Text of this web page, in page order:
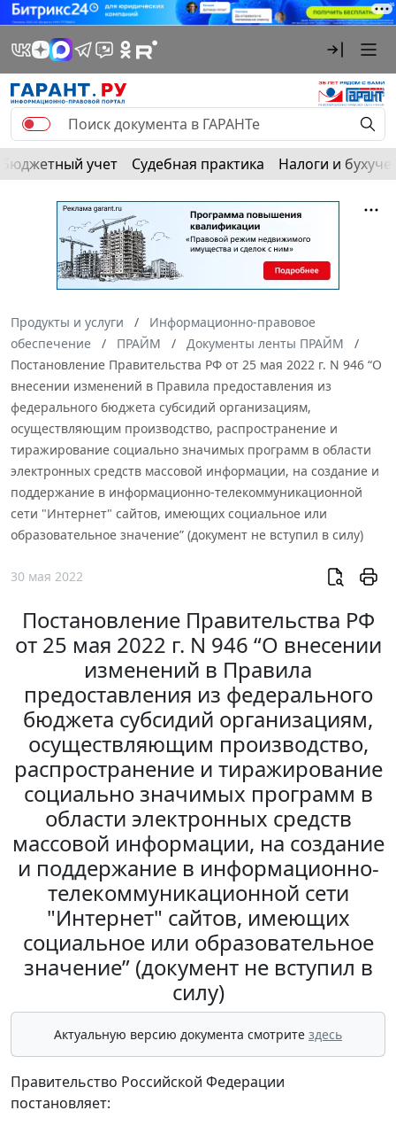
Бюджетный учет Судебная практика Налоги и
Продукты и услуги
Информационно-правовое
обеспечение
ПРАЙМ
Документы ленты ПРАЙМ
Постановление Правительства РФ от 25 мая 2022 г. N 946 “О
внесении изменений в Правила предоставления из
федерального бюджета субсидий организациям,
осуществляющим производство, распространение и
тиражирование социально значимых программ в области
электронных средств массовой информации, на создание и
поддержание в информационно-телекоммуникационной
сети "Интернет" сайтов, имеющих социальное или
образовательное значение” (документ не вступил в силу)
30 мая 2022
Постановление Правительства РФ
от 25 мая 2022 г. N 946 “О внесении
изменений в Правила
предоставления из федерального
бюджета субсидий организациям,
осуществляющим производство,
распространение и тиражирование
социально значимых программ в
области электронных средств
массовой информации, на создание
и поддержание в информационно-
телекоммуникационной сети
"Интернет" сайтов, имеющих
социальное или образовательное
значение” (документ не вступил в
силу)
Актуальную версию документа смотрите здесь
Правительство Российской Федерации
постановляет: